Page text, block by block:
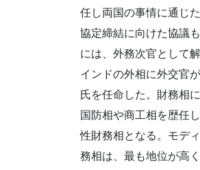
任し両国の事情に通じ
協定締結に向けた協議
には、外務次官として
インドの外相に外交官
氏を任命した。財務相
国防相や商工相を歴任
性財務相となる。モデ
務相は、最も地位が高